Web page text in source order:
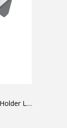
AQUAPRO Aliminyum Metal Pipe Holder L Tutucu (16/22mm)